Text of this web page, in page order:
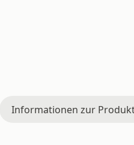
Informationen zur